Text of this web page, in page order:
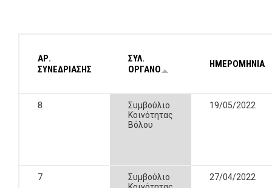
ΑΡ.
ΣΥΝΕΔΡΙΑΣΗΣ
ΣΥΛ.
ΟΡΓΑΝΟ
ΗΜΕΡΟΜΗΝΙΑ
8
Συμβούλιο
Κοινότητας
Βόλου
19/05/2022
7
Συμβούλιο
27/04/2022